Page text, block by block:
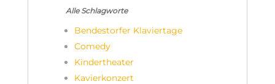
Alle Schlagworte
Bendestorfer Klaviertage
Comedy
Kindertheater
Kavierkonzert